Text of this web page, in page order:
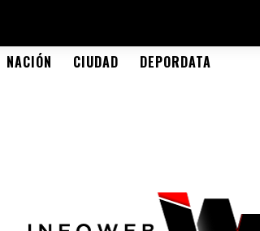
NACIÓN CIUDAD DEPORDATA